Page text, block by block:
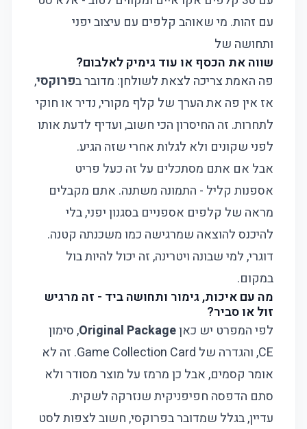
עם זהות. מי שאוהב קלפים עם עיצוב יפני
ותחושה של
שווה את הכסף או עוד גימיק לאלבום?
פה האמת צריכה לצאת לשולחן: מדובר בפרוקסי,
אז אין פה את הערך של קלף מקורי, נדיר או חוקי
לתחרות. זה החיסרון הכי חשוב, ועדיף לדעת אותו
לפני שקונים ולא לגלות אחרי שזה הגיע.
אבל אם אתם מסתכלים על זה כעל פריט
אספנות קליל - התמונה משתנה. אתם מקבלים
מראה של קלפים אספניים בסגנון יפני, בלי
להיכנס להוצאה שמרגישה כמו משכנתה קטנה.
דוגרי, למי שבונה ויטרינה, זה יכול להיות בול
במקום.
מה עם איכות, גימור ותחושה ביד - זה מרגיש
זול או סביר?
לפי המפרט יש כאןOriginal Package, סימון
CE, והגדרה של Game Collection Card. זה לא
אומר קסמים, אבל כן מרמז על מוצר מסודר ולא
סתם הדפסה חפיפניקית שנזרקה לשקית.
עדיין, בגלל שמדובר בפרוקסי, חשוב לצפות לסט